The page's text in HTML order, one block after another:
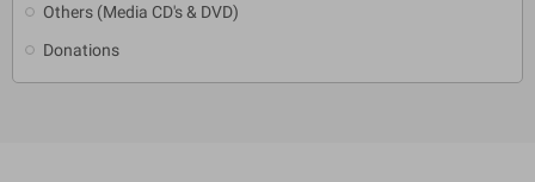
Others (Media CD's & DVD)
Donations